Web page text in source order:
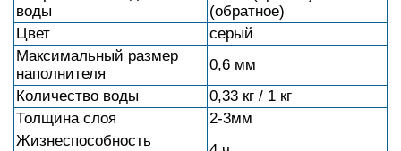
Разновидности материала
Под маркой Водостоп выпускается довольно
много моделей, которые имеют определенные
различия. О них стоит упомянуть отдельно,